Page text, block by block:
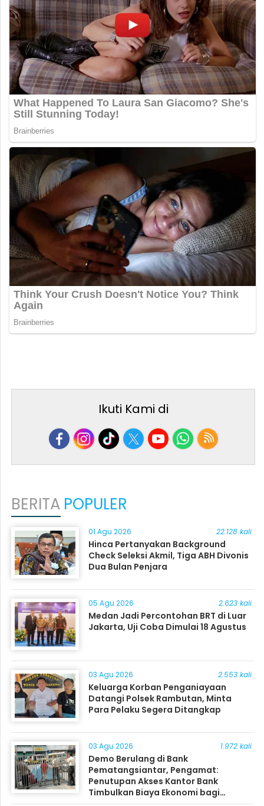
Ikuti Kami di
BERITA POPULER
01 Agu 2026 22.128 kali
Hinca Pertanyakan Background
Check Seleksi Akmil, Tiga ABH Divonis
Dua Bulan Penjara
05 Agu 2026 2.623 kali
Medan Jadi Percontohan BRT di Luar
Jakarta, Uji Coba Dimulai 18 Agustus
03 Agu 2026 2.553 kali
Keluarga Korban Penganiayaan
Datangi Polsek Rambutan, Minta
Para Pelaku Segera Ditangkap
03 Agu 2026 1.972 kali
Demo Berulang di Bank
Pematangsiantar, Pengamat:
Penutupan Akses Kantor Bank
Timbulkan Biaya Ekonomi bagi